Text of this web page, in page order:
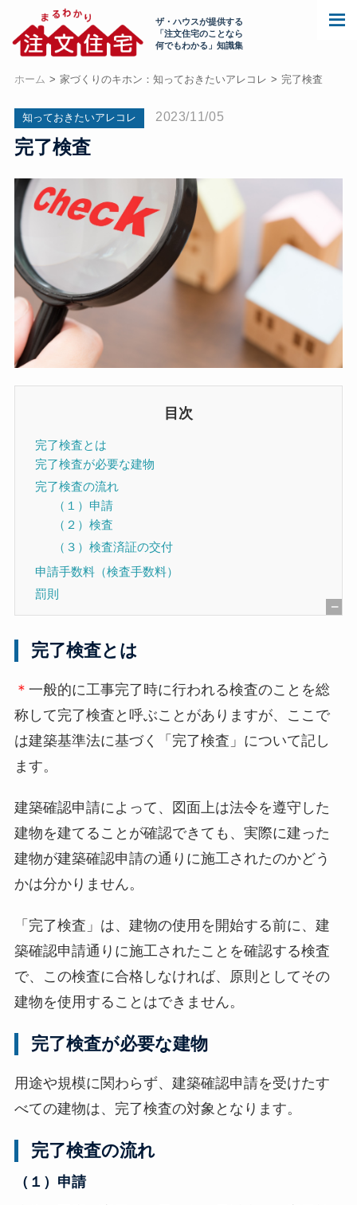
ザ・ハウスが提供する
「注文住宅のことなら
何でもわかる」知識集
ホーム 家づくりのキホン：知っておきたいアレコレ 完了検査
知っておきたいアレコレ 2023/11/05
完了検査
目次
[
示
完了検査とは
完了検査が必要な建物
完了検査の流れ
（１）申請
（２）検査
（３）検査済証の交付
申請手数料（検査手数料）
罰則
完了検査とは
＊ 一般的に工事完了時に行われる検査のことを総
称して完了検査と呼ぶことがありますが、ここで
は建築基準法に基づく「完了検査」について記し
ます。
建築確認申請によって、図面上は法令を遵守した
建物を建てることが確認できても、実際に建った
建物が建築確認申請の通りに施工されたのかどう
かは分かりません。
「完了検査」は、建物の使用を開始する前に、建
築確認申請通りに施工されたことを確認する検査
で、この検査に合格しなければ、原則としてその
建物を使用することはできません。
完了検査が必要な建物
用途や規模に関わらず、建築確認申請を受けたす
べての建物は、完了検査の対象となります。
完了検査の流れ
（１）申請